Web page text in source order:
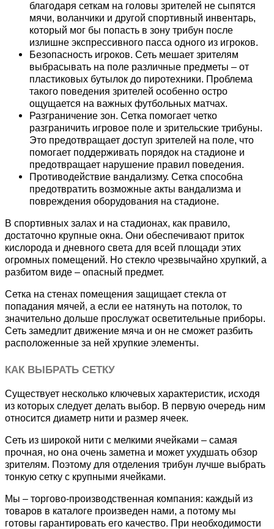
благодаря сеткам на головы зрителей не сыпятся
мячи, воланчики и другой спортивный инвентарь,
который мог бы попасть в зону трибун после
излишне экспрессивного пасса одного из игроков.
Безопасность игроков. Сеть мешает зрителям
выбрасывать на поле различные предметы – от
пластиковых бутылок до пиротехники. Проблема
такого поведения зрителей особенно остро
ощущается на важных футбольных матчах.
Разграничение зон. Сетка помогает четко
разграничить игровое поле и зрительские трибуны.
Это предотвращает доступ зрителей на поле, что
помогает поддерживать порядок на стадионе и
предотвращает нарушение правил поведения.
Противодействие вандализму. Сетка способна
предотвратить возможные акты вандализма и
повреждения оборудования на стадионе.
В спортивных залах и на стадионах, как правило,
достаточно крупные окна. Они обеспечивают приток
кислорода и дневного света для всей площади этих
огромных помещений. Но стекло чрезвычайно хрупкий, а
разбитом виде – опасный предмет.
Сетка на стенах помещения защищает стекла от
попадания мячей, а если ее натянуть на потолок, то
значительно дольше прослужат осветительные приборы.
Сеть замедлит движение мяча и он не сможет разбить
расположенные за ней хрупкие элементы.
КАК ВЫБРАТЬ СЕТКУ
Существует несколько ключевых характеристик, исходя
из которых следует делать выбор. В первую очередь ним
относится диаметр нити и размер ячеек.
Сеть из широкой нити с мелкими ячейками – самая
прочная, но она очень заметна и может ухудшать обзор
зрителям. Поэтому для отделения трибун лучше выбрать
тонкую сетку с крупными ячейками.
Мы – торгово-производственная компания: каждый из
товаров в каталоге произведен нами, а потому мы
готовы гарантировать его качество. При необходимости